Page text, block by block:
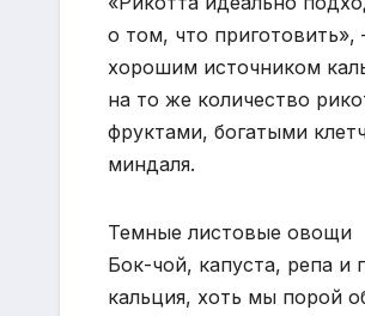
о том, что
хорошим источником
на то же количество
фруктами, богатыми
миндаля.
Темные листовые овощи
Бок-чой, капуста, репа
кальция, хоть мы порой